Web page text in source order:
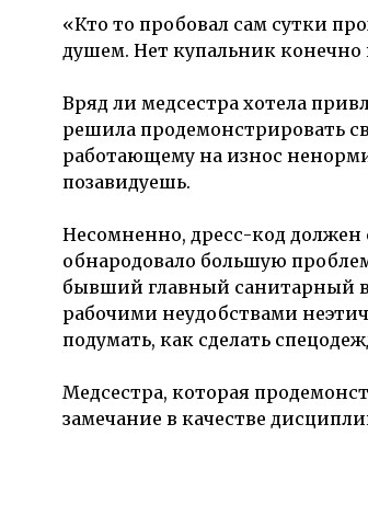
«Кто то пробовал сам сутки
душем. Нет купальник конечно
Вряд ли медсестра хотела
решила продемонстрировать
работающему на износ
позавидуешь.
Несомненно, дресс-код
обнародовало большую
бывший главный санитарный
рабочими неудобствами
подумать, как сделать
Медсестра, которая
замечание в качестве